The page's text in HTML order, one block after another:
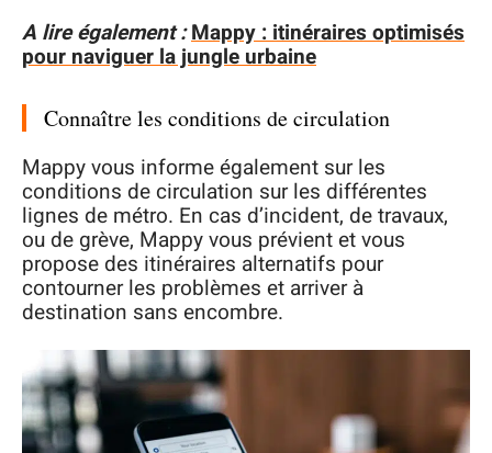
A lire également : Mappy : itinéraires optimisés
pour naviguer la jungle urbaine
Connaître les conditions de circulation
Mappy vous informe également sur les
conditions de circulation sur les différentes
lignes de métro. En cas d’incident, de travaux,
ou de grève, Mappy vous prévient et vous
propose des itinéraires alternatifs pour
contourner les problèmes et arriver à
destination sans encombre.